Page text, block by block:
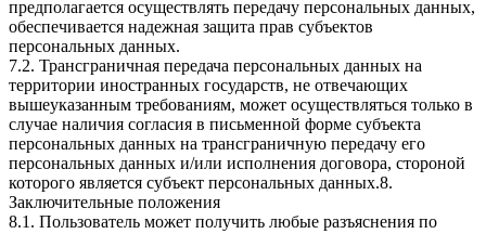
предполагается осуществлять передачу персональных данных,
обеспечивается надежная защита прав субъектов
персональных данных.
7.2. Трансграничная передача персональных данных на
территории иностранных государств, не отвечающих
вышеуказанным требованиям, может осуществляться только в
случае наличия согласия в письменной форме субъекта
персональных данных на трансграничную передачу его
персональных данных и/или исполнения договора, стороной
которого является субъект персональных данных.8.
Заключительные положения
8.1. Пользователь может получить любые разъяснения по